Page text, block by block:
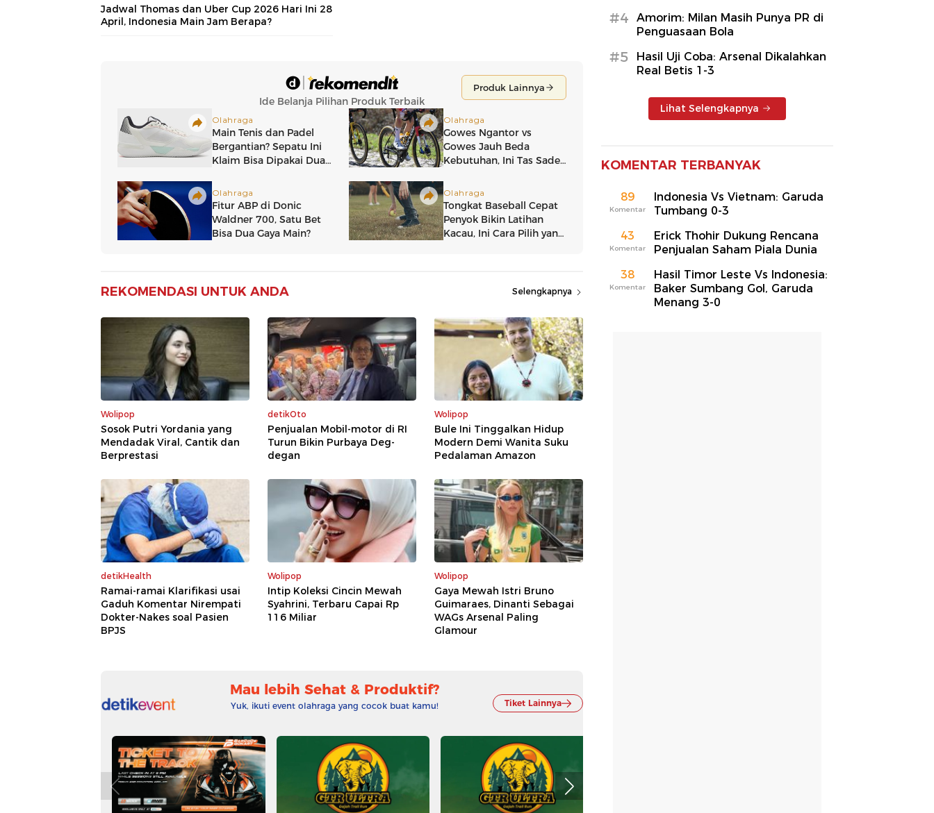
Jadwal Thomas dan Uber Cup 2026 Hari Ini 28
April, Indonesia Main Jam Berapa?
REKOMENDASI UNTUK ANDA Selengkapnya
Wolipop
Sosok Putri Yordania yang
Mendadak Viral, Cantik dan
Berprestasi
detikOto
Penjualan Mobil-motor di RI
Turun Bikin Purbaya Deg-
degan
Wolipop
Bule Ini Tinggalkan Hidup
Modern Demi Wanita Suku
Pedalaman Amazon
detikHealth
Ramai-ramai Klarifikasi usai
Gaduh Komentar Nirempati
Dokter-Nakes soal Pasien
BPJS
Wolipop
Intip Koleksi Cincin Mewah
Syahrini, Terbaru Capai Rp
116 Miliar
Wolipop
Gaya Mewah Istri Bruno
Guimaraes, Dinanti Sebagai
WAGs Arsenal Paling
Glamour
Mau lebih Sehat & Produktif?
Yuk, ikuti event olahraga yang cocok buat kamu! Tiket Lainnya
#4
Amorim: Milan Masih Punya PR di
Penguasaan Bola
#5
Hasil Uji Coba: Arsenal Dikalahkan
Real Betis 1-3
Lihat Selengkapnya
KOMENTAR TERBANYAK
89
Komentar
Indonesia Vs Vietnam: Garuda
Tumbang 0-3
43
Komentar
Erick Thohir Dukung Rencana
Penjualan Saham Piala Dunia
38
Komentar
Hasil Timor Leste Vs Indonesia:
Baker Sumbang Gol, Garuda
Menang 3-0